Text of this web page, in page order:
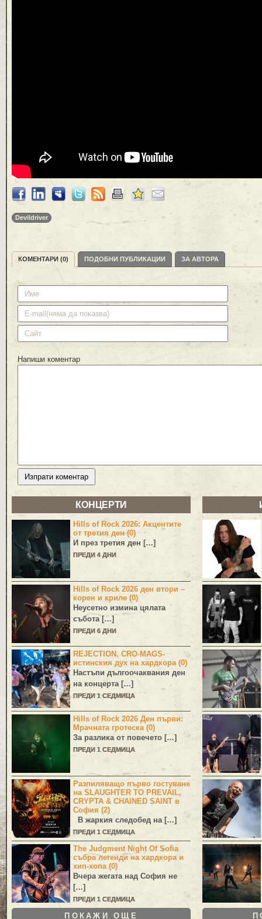
Devildriver
КОМЕНТАРИ (0) ПОДОБНИ ПУБЛИКАЦИИ ЗА АВТОРА
Напиши коментар
КОНЦЕРТИ
Hills of Rock 2026: Акцентите
от третия ден (0)
И през третия ден […]
ПРЕДИ 4 ДНИ
Hills of Rock 2026 ден втори –
корен и криле (0)
Неусетно измина цялата
събота […]
ПРЕДИ 6 ДНИ
REJECTION, CRO-MAGS-
истинския дух на хардкора (0)
Настъпи дългоочаквания ден
на концерта […]
ПРЕДИ 1 СЕДМИЦА
Hills of Rock 2026 Ден първи:
Мрачната гротеска (0)
За разлика от повечето […]
ПРЕДИ 1 СЕДМИЦА
Разпиляващо първо гостуване
на SLAUGHTER TO PREVAIL,
CRYPTA & CHAINED SAINT в
София (2)
В жаркия следобед на […]
ПРЕДИ 1 СЕДМИЦА
The Judgment Night Of Sofia
събра легенди на хардкора и
хип-хопа (0)
Вчера жегата над София не
[…]
ПРЕДИ 1 СЕДМИЦА
ПОКАЖИ ОЩЕ